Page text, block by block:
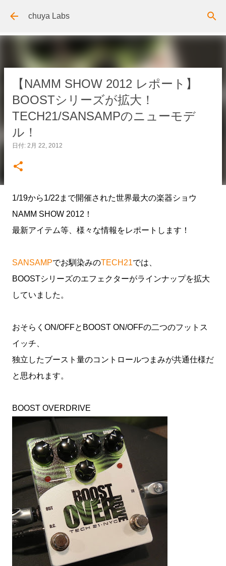
スキップしてメイン コンテンツに移動
chuya Labs
【NAMM SHOW 2012 レポート】
BOOSTシリーズが拡大！
TECH21/SANSAMPのニューモデ
ル！
日付: 2月 22, 2012
1/19から1/22まで開催された世界最大の楽器ショウ
NAMM SHOW 2012！
最新アイテム等、様々な情報をレポートします！
SANSAMPでお馴染みのTECH21では、
BOOSTシリーズのエフェクターがラインナップを拡大
していました。
おそらくON/OFFとBOOST ON/OFFの二つのフットス
イッチ、
独立したブースト量のコントロールつまみが共通仕様だ
と思われます。
BOOST OVERDRIVE